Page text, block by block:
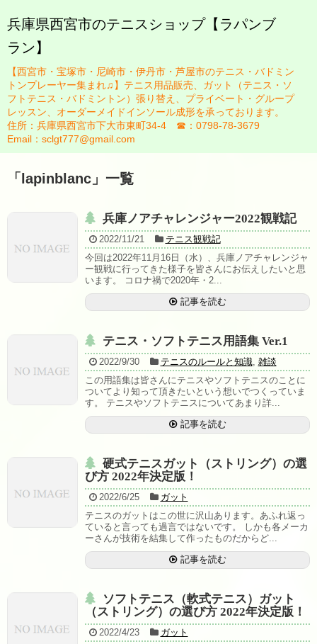
兵庫県西宮市のテニスショップ【ラパンブ
ラン】
【西宮市・宝塚市・尼崎市・伊丹市・芦屋市のテニス・バドミン
トンプレーヤー集まれ♫】テニス用品販売、ガット（テニス・ソ
フトテニス・バドミントン）張り替え、プライベート・グループ
レッスン、オーダーメイドインソール成形を承っております。
住所：兵庫県西宮市下大市東町34-4 ☎：0798-78-3679
Email：sclgt777@gmail.com
「 lapinblanc 」 一覧
兵庫ノアチャレンジャー2022観戦記
2022/11/21
テニス観戦記
今回は2022年11月16日（水）、兵庫ノアチャレンジャ
ー観戦に行ってきた様子を皆さんにお伝えしたいと思
います。 コロナ禍で2020年・2...
記事を読む
テニス・ソフトテニス用語集 Ver.1
2022/9/30 テニスのルールと知識, 雑談
この用語集は皆さんにテニスやソフトテニスのことに
ついてより知って頂きたいという想いでつくっていま
す。 テニスやソフトテニスについてあまり詳...
記事を読む
硬式テニスガット（ストリング）の選
び方 2022年決定版！
2022/6/25
ガット
テニスのガットはこの世に沢山あります。あふれ返っ
ていると言っても過言ではないです。 しかも各メーカ
ーさんが技術を結集して作ったものだからど...
記事を読む
ソフトテニス（軟式テニス）ガット
（ストリング）の選び方 2022年決定版！
2022/4/23
ガット
HOME
ブログ
お知らせ一覧
スタッフ紹介
瀬藤祐司
ガット張り替え
テニスレッスンについて
レッスン規定
店舗販売商品
硬式テニスラケット
ソフトテニスラケット
中古硬式テニスラケット
ラケット購入時の特典
硬式ナチュラルガット
硬式ナイロンガット
硬式ポリガット
バドミントンガット